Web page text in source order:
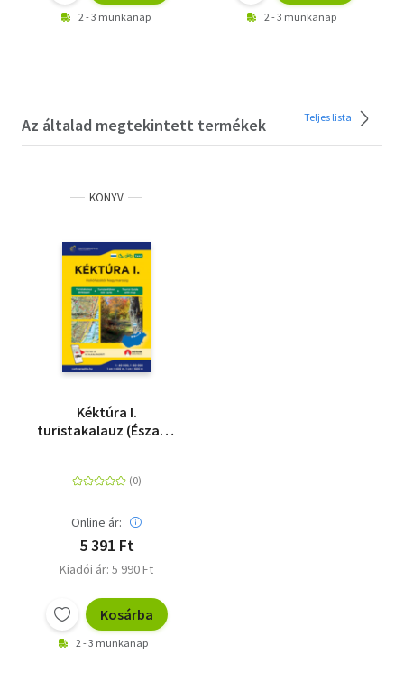
2 - 3 munkanap 2 - 3 munkanap
Az általad megtekintett termékek Teljes lista
KÖNYV
Kéktúra I.
turistakalauz (Északi-
Nagymarosig
Online ár:
5 391 Ft
Kiadói ár: 5 990 Ft
Kosárba
2 - 3 munkanap